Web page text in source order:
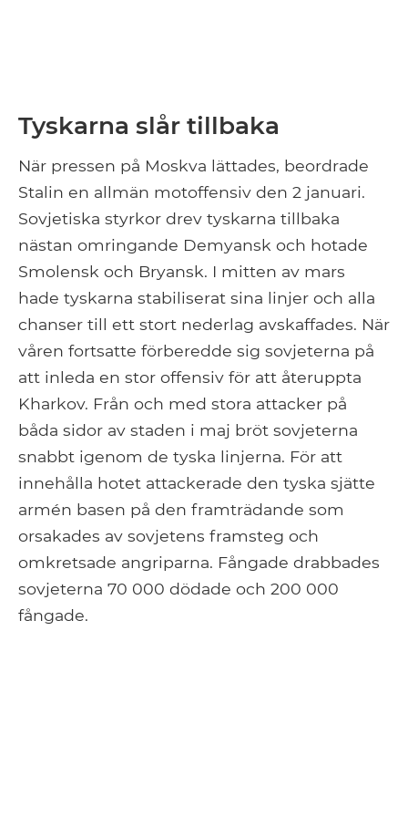
Tyskarna slår tillbaka
När pressen på Moskva lättades, beordrade
Stalin en allmän motoffensiv den 2 januari.
Sovjetiska styrkor drev tyskarna tillbaka
nästan omringande Demyansk och hotade
Smolensk och Bryansk. I mitten av mars
hade tyskarna stabiliserat sina linjer och alla
chanser till ett stort nederlag avskaffades. När
våren fortsatte förberedde sig sovjeterna på
att inleda en stor offensiv för att återuppta
Kharkov. Från och med stora attacker på
båda sidor av staden i maj bröt sovjeterna
snabbt igenom de tyska linjerna. För att
innehålla hotet attackerade den tyska sjätte
armén basen på den framträdande som
orsakades av sovjetens framsteg och
omkretsade angriparna. Fångade drabbades
sovjeterna 70 000 dödade och 200 000
fångade.